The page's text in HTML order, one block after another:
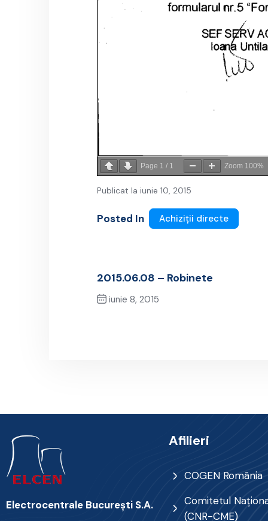
Page 1 / 1 Zoom 100%
Publicat la iunie 10, 2015
Posted In Achiziții directe
2015.06.08 – Robinete
iunie 8, 2015
Electrocentrale Bucureşti S.A.
Afilieri
COGEN România
Comitetul
(CNR-CME)